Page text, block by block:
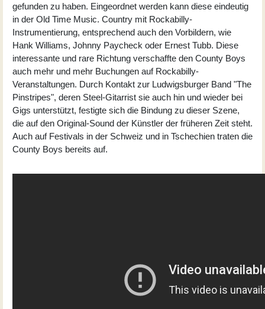
gefunden zu haben. Eingeordnet werden kann diese eindeutig
in der Old Time Music. Country mit Rockabilly-
Instrumentierung, entsprechend auch den Vorbildern, wie
Hank Williams, Johnny Paycheck oder Ernest Tubb. Diese
interessante und rare Richtung verschaffte den County Boys
auch mehr und mehr Buchungen auf Rockabilly-
Veranstaltungen. Durch Kontakt zur Ludwigsburger Band "The
Pinstripes", deren Steel-Gitarrist sie auch hin und wieder bei
Gigs unterstützt, festigte sich die Bindung zu dieser Szene,
die auf den Original-Sound der Künstler der früheren Zeit steht.
Auch auf Festivals in der Schweiz und in Tschechien traten die
County Boys bereits auf.